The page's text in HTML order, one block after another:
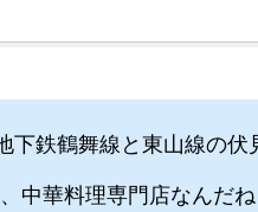
下鉄鶴舞線と東山線の伏
中華料理専門店なんだね